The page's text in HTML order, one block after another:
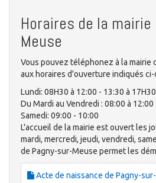
Horaires de la mairie
Meuse
Vous pouvez téléphonez à la mairie
aux horaires d'ouverture indiqués ci-
Lundi: 08H30 à 12:00 - 13:30 à 17H30
Du Mardi au Vendredi : 08:00 à 12:00
Samedi: 09:00 - 10:00
L'accueil de la mairie est ouvert les
mardi, mercredi, jeudi, vendredi,
de Pagny-sur-Meuse permet les
Acte de naissance de Pagny-